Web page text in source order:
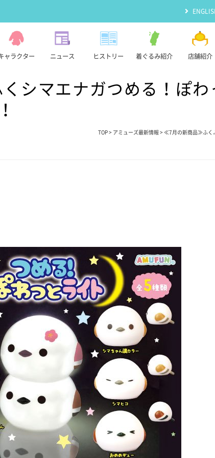
ャラクター ニュース ヒストリー 着ぐるみ紹介 店舗紹介
シマエナガつめる！ぽ
TOP > アミューズ最新情報 > ≪7月の新商品≫ふく